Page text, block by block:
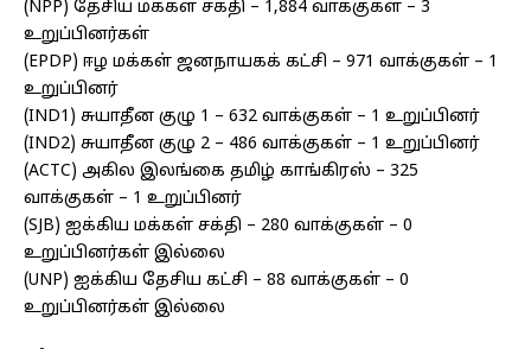
(NPP) தேசிய மக்கள் சக்தி – 1,884 வாக்குகள் – 3
உறுப்பினர்கள்
(EPDP) ஈழ மக்கள் ஜனநாயகக் கட்சி – 971 வாக்குகள் – 1
உறுப்பினர்
(IND1) சுயாதீன குழு 1 – 632 வாக்குகள் – 1 உறுப்பினர்
(IND2) சுயாதீன குழு 2 – 486 வாக்குகள் – 1 உறுப்பினர்
(ACTC) அகில இலங்கை தமிழ் காங்கிரஸ் – 325
வாக்குகள் – 1 உறுப்பினர்
(SJB) ஐக்கிய மக்கள் சக்தி – 280 வாக்குகள் – 0
உறுப்பினர்கள் இல்லை
(UNP) ஐக்கிய தேசிய கட்சி – 88 வாக்குகள் – 0
உறுப்பினர்கள் இல்லை